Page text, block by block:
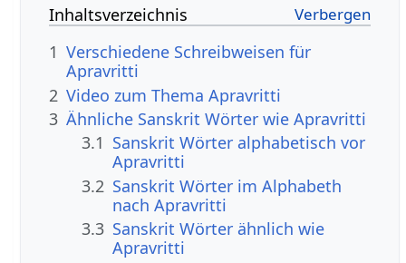
Inhaltsverzeichnis
1 Verschiedene Schreibweisen für
Apravritti
2 Video zum Thema Apravritti
3 Ähnliche Sanskrit Wörter wie Apravritti
3.1 Sanskrit Wörter alphabetisch vor
Apravritti
3.2 Sanskrit Wörter im Alphabeth
nach Apravritti
3.3 Sanskrit Wörter ähnlich wie
Apravritti